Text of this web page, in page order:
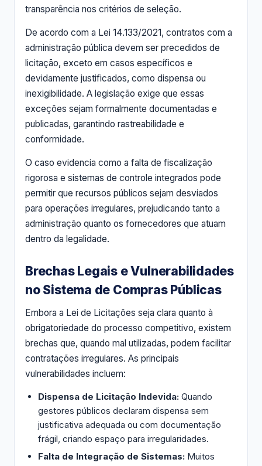
transparência nos critérios de seleção.
De acordo com a Lei 14.133/2021, contratos com a
administração pública devem ser precedidos de
licitação, exceto em casos específicos e
devidamente justificados, como dispensa ou
inexigibilidade. A legislação exige que essas
exceções sejam formalmente documentadas e
publicadas, garantindo rastreabilidade e
conformidade.
O caso evidencia como a falta de fiscalização
rigorosa e sistemas de controle integrados pode
permitir que recursos públicos sejam desviados
para operações irregulares, prejudicando tanto a
administração quanto os fornecedores que atuam
dentro da legalidade.
Brechas Legais e Vulnerabilidades
no Sistema de Compras Públicas
Embora a Lei de Licitações seja clara quanto à
obrigatoriedade do processo competitivo, existem
brechas que, quando mal utilizadas, podem facilitar
contratações irregulares. As principais
vulnerabilidades incluem:
Dispensa de Licitação Indevida: Quando
gestores públicos declaram dispensa sem
justificativa adequada ou com documentação
frágil, criando espaço para irregularidades.
Falta de Integração de Sistemas: Muitos